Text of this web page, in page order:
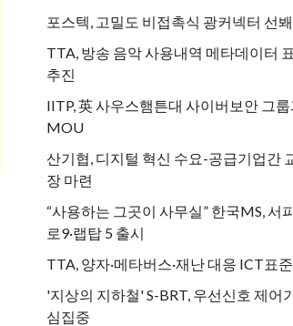
포스텍, 고밀도 비접촉식 광커넥터 선봬
TTA, 방송 음악 사용내역 메타데이터
추진
IITP, 英 사우스햄튼대 사이버보안 그
MOU
산기협, 디지털 혁신 수요-공급기업간
장 마련
“사용하는 그곳이 사무실” 한국MS, 서
로9·랩탑 5 출시
TTA, 양자·메타버스·재난 대응 ICT표
'지상의 지하철' S-BRT, 우선신호 제어
심집중